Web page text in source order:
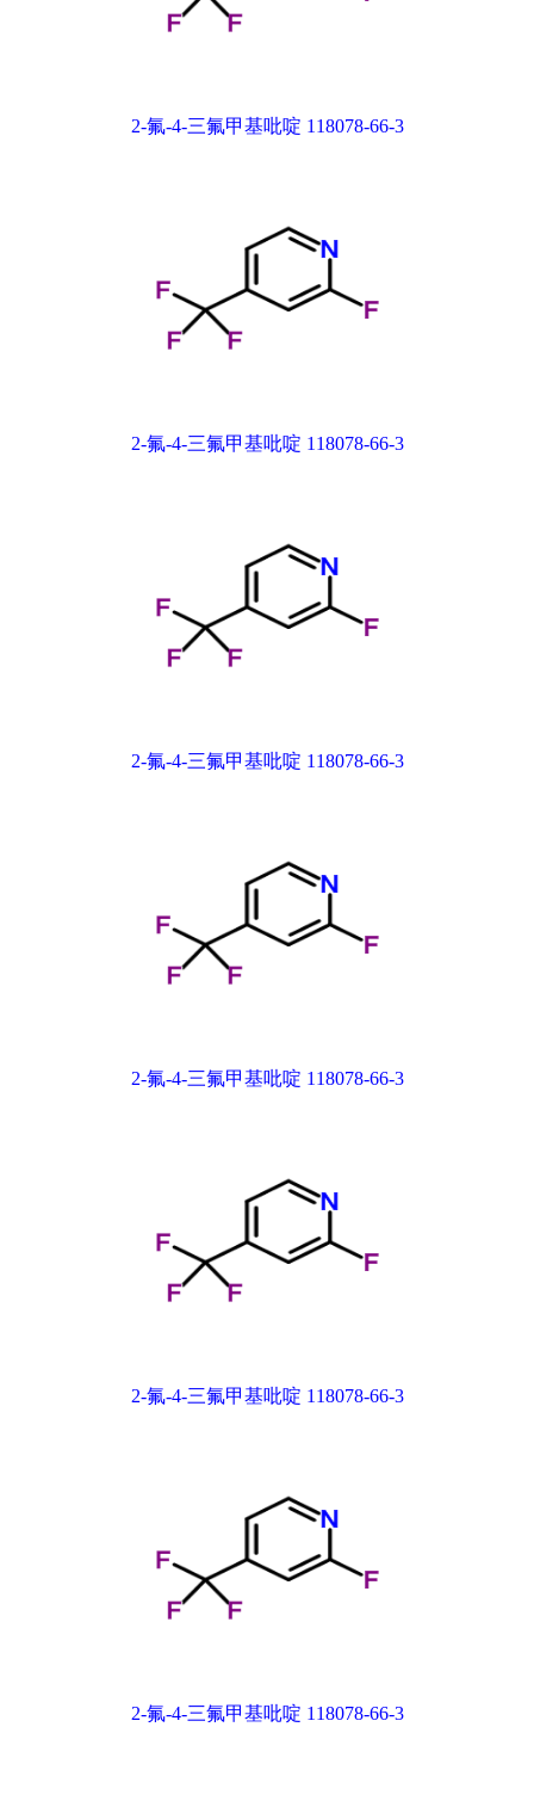
2-氟-4-三氟甲基吡啶 118078-66-3
2-氟-4-三氟甲基吡啶 118078-66-3
2-氟-4-三氟甲基吡啶 118078-66-3
2-氟-4-三氟甲基吡啶 118078-66-3
2-氟-4-三氟甲基吡啶 118078-66-3
2-氟-4-三氟甲基吡啶 118078-66-3